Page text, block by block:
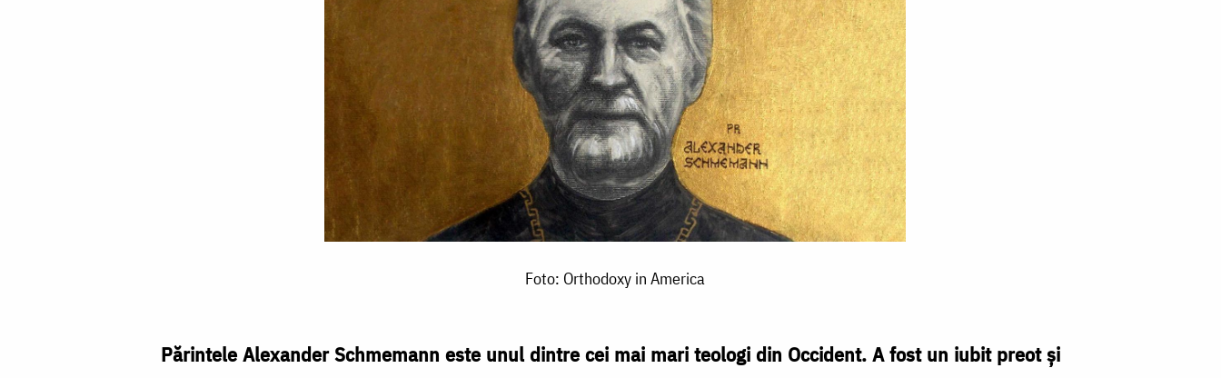
Foto: Orthodoxy in America
Părintele Alexander Schmemann este unul dintre cei mai mari teologi din Occident. A fost un iubit preot şi